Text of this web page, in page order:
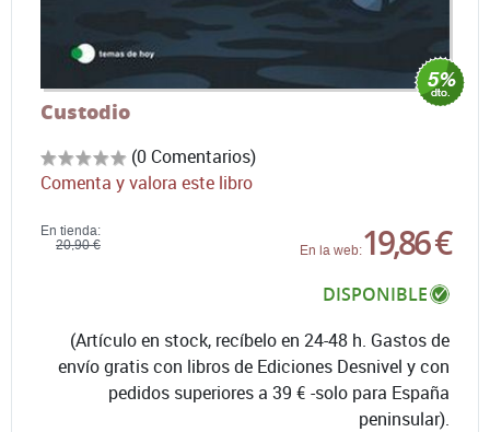
Custodio
(0 Comentarios)
Comenta y valora este libro
En tienda:
20,90 €
En la web:19,86 €
DISPONIBLE
(Artículo en stock, recíbelo en 24-48 h. Gastos de
envío gratis con libros de Ediciones Desnivel y con
pedidos superiores a 39 € -solo para España
peninsular).